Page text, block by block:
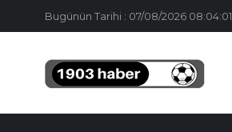
Bugünün Tarihi : 07/08/2026 08:04:01